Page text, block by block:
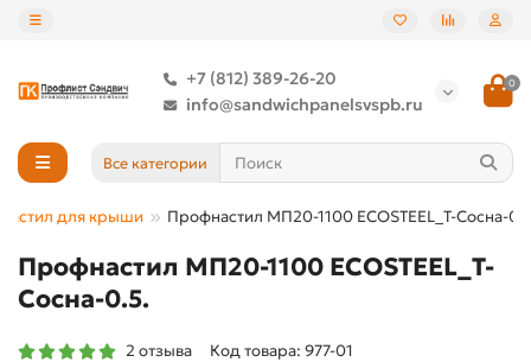
+7 (812) 389-26-20
info@sandwichpanelsvspb.ru
0
Все категории
для крыши Профнастил МП20-1100 ECOSTEEL_T-Сосна-
Профнастил МП20-1100 ECOSTEEL_T-
Сосна-0.5.
2 отзыва Код товара: 977-01